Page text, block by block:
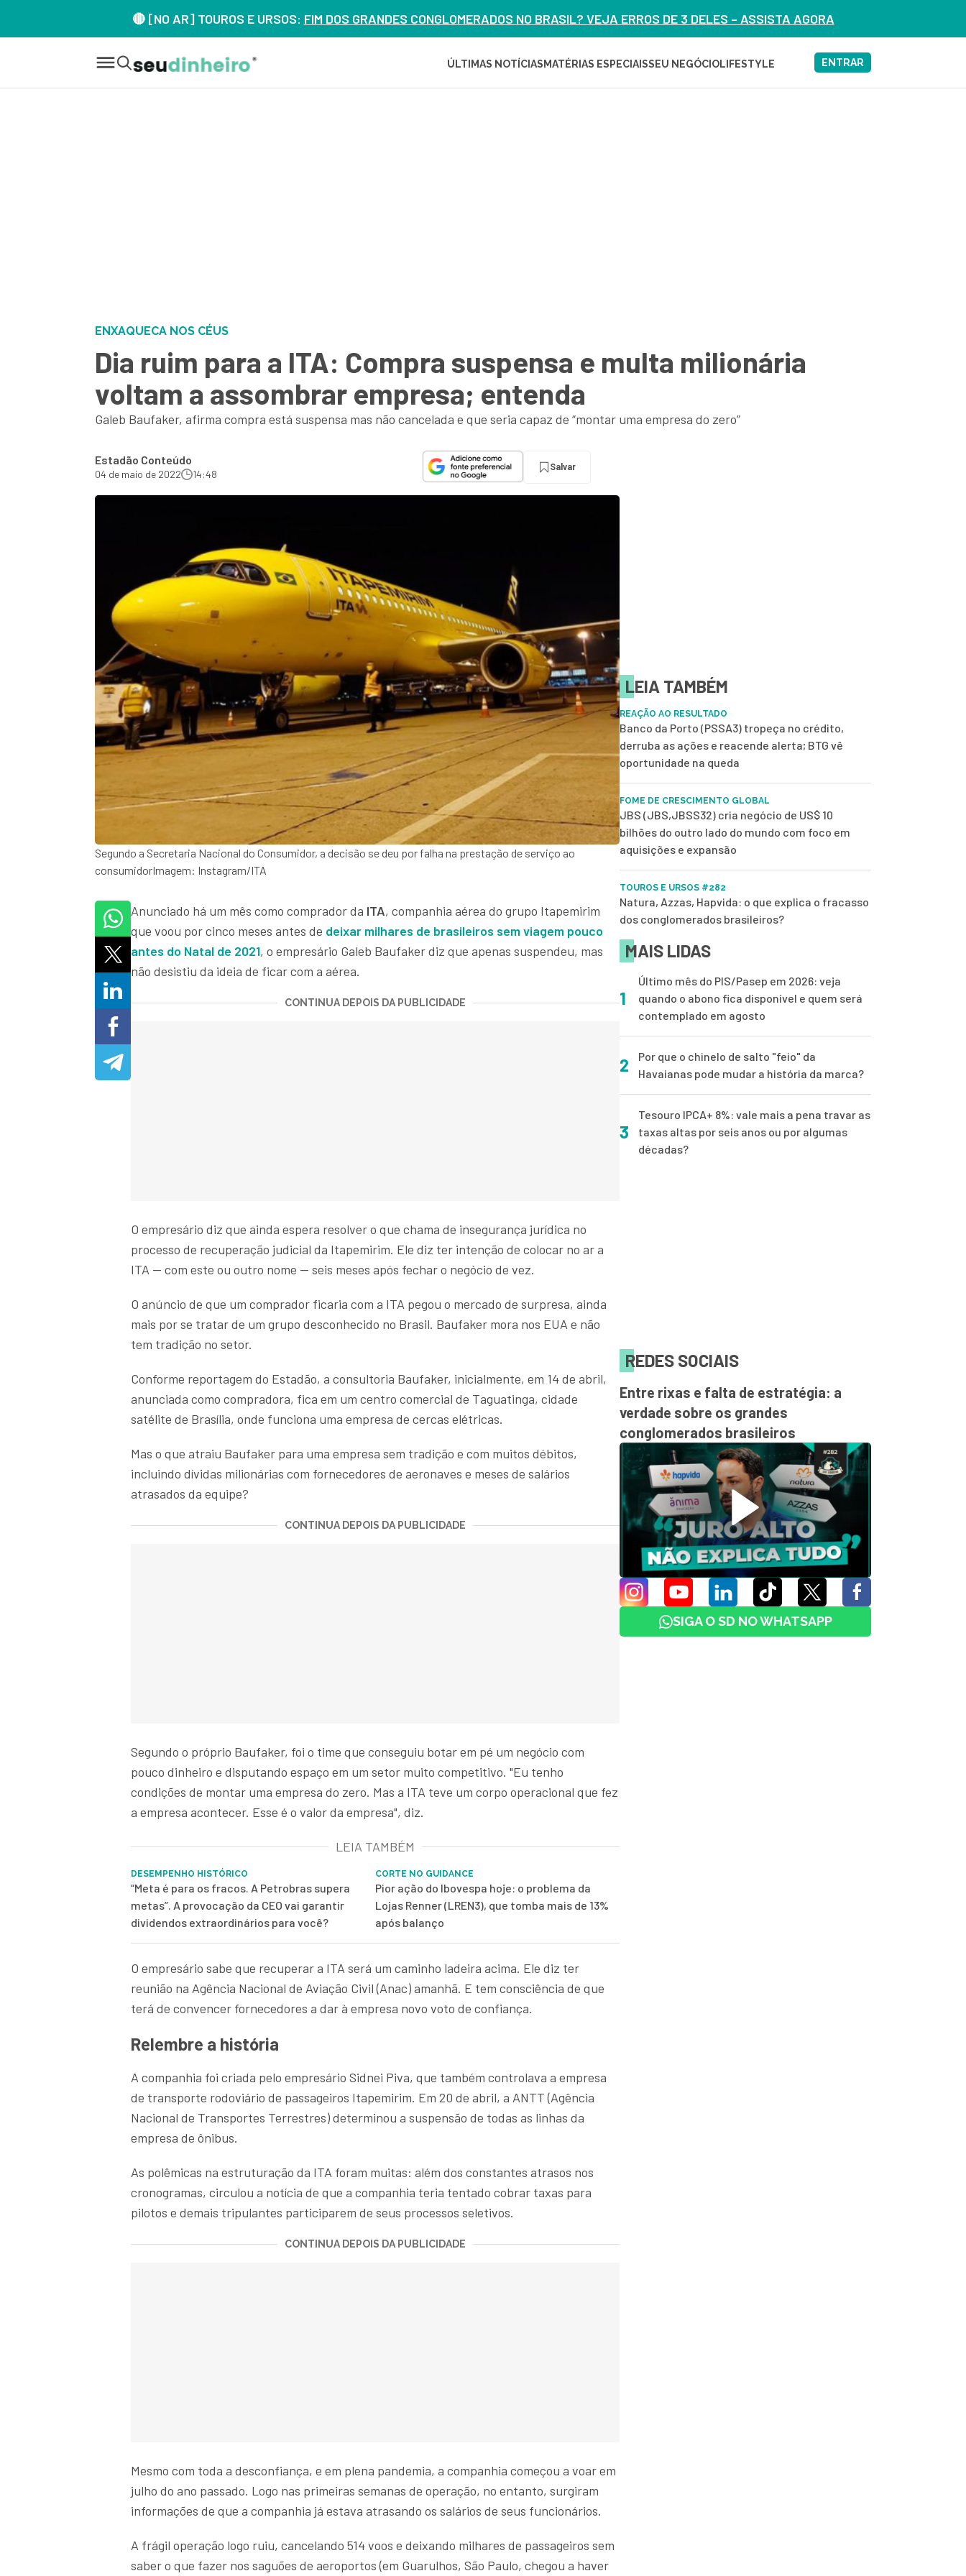
🔴 [NO AR] TOUROS E URSOS: FIM DOS GRANDES CONGLOMERADOS NO BRASIL? VEJA ERROS DE 3 DELES – ASSISTA AGORA
ÚLTIMAS NOTÍCIAS MATÉRIAS ESPECIAISSEU NEGÓCIOLIFESTYLE ENTRAR
ENXAQUECA NOS CÉUS
Dia ruim para a ITA: Compra suspensa e multa milionária
voltam a assombrar empresa; entenda
Galeb Baufaker, afirma compra está suspensa mas não cancelada e que seria capaz de “montar uma empresa do zero”
Estadão Conteúdo
04 de maio de 2022 14:48
Salvar
Segundo a Secretaria Nacional do Consumidor, a decisão se deu por falha na prestação de serviço ao
consumidorImagem: Instagram/ITA
Anunciado há um mês como comprador da ITA, companhia aérea do grupo Itapemirim
que voou por cinco meses antes de deixar milhares de brasileiros sem viagem pouco
antes do Natal de 2021, o empresário Galeb Baufaker diz que apenas suspendeu, mas
não desistiu da ideia de ficar com a aérea.
CONTINUA DEPOIS DA PUBLICIDADE
O empresário diz que ainda espera resolver o que chama de insegurança jurídica no
processo de recuperação judicial da Itapemirim. Ele diz ter intenção de colocar no ar a
ITA — com este ou outro nome — seis meses após fechar o negócio de vez.
O anúncio de que um comprador ficaria com a ITA pegou o mercado de surpresa, ainda
mais por se tratar de um grupo desconhecido no Brasil. Baufaker mora nos EUA e não
tem tradição no setor.
Conforme reportagem do Estadão, a consultoria Baufaker, inicialmente, em 14 de abril,
anunciada como compradora, fica em um centro comercial de Taguatinga, cidade
satélite de Brasília, onde funciona uma empresa de cercas elétricas.
Mas o que atraiu Baufaker para uma empresa sem tradição e com muitos débitos,
incluindo dívidas milionárias com fornecedores de aeronaves e meses de salários
atrasados da equipe?
CONTINUA DEPOIS DA PUBLICIDADE
Segundo o próprio Baufaker, foi o time que conseguiu botar em pé um negócio com
pouco dinheiro e disputando espaço em um setor muito competitivo. "Eu tenho
condições de montar uma empresa do zero. Mas a ITA teve um corpo operacional que fez
a empresa acontecer. Esse é o valor da empresa", diz.
LEIA TAMBÉM
DESEMPENHO HISTÓRICO
“Meta é para os fracos. A Petrobras supera
metas”. A provocação da CEO vai garantir
dividendos extraordinários para você?
CORTE NO GUIDANCE
Pior ação do Ibovespa hoje: o problema da
Lojas Renner (LREN3), que tomba mais de 13%
após balanço
O empresário sabe que recuperar a ITA será um caminho ladeira acima. Ele diz ter
reunião na Agência Nacional de Aviação Civil (Anac) amanhã. E tem consciência de que
terá de convencer fornecedores a dar à empresa novo voto de confiança.
Relembre a história
A companhia foi criada pelo empresário Sidnei Piva, que também controlava a empresa
de transporte rodoviário de passageiros Itapemirim. Em 20 de abril, a ANTT (Agência
Nacional de Transportes Terrestres) determinou a suspensão de todas as linhas da
empresa de ônibus.
As polêmicas na estruturação da ITA foram muitas: além dos constantes atrasos nos
cronogramas, circulou a notícia de que a companhia teria tentado cobrar taxas para
pilotos e demais tripulantes participarem de seus processos seletivos.
CONTINUA DEPOIS DA PUBLICIDADE
Mesmo com toda a desconfiança, e em plena pandemia, a companhia começou a voar em
julho do ano passado. Logo nas primeiras semanas de operação, no entanto, surgiram
informações de que a companhia já estava atrasando os salários de seus funcionários.
A frágil operação logo ruiu, cancelando 514 voos e deixando milhares de passageiros sem
saber o que fazer nos saguões de aeroportos (em Guarulhos, São Paulo, chegou a haver
LEIA TAMBÉM
REAÇÃO AO RESULTADO
Banco da Porto (PSSA3) tropeça no crédito,
derruba as ações e reacende alerta; BTG vê
oportunidade na queda
FOME DE CRESCIMENTO GLOBAL
JBS (JBS,JBSS32) cria negócio de US$ 10
bilhões do outro lado do mundo com foco em
aquisições e expansão
TOUROS E URSOS #282
Natura, Azzas, Hapvida: o que explica o fracasso
dos conglomerados brasileiros?
MAIS LIDAS
1
Último mês do PIS/Pasep em 2026: veja
quando o abono fica disponível e quem será
contemplado em agosto
2
Por que o chinelo de salto "feio" da
Havaianas pode mudar a história da marca?
3
Tesouro IPCA+ 8%: vale mais a pena travar as
taxas altas por seis anos ou por algumas
décadas?
REDES SOCIAIS
Entre rixas e falta de estratégia: a
verdade sobre os grandes
conglomerados brasileiros
SIGA O SD NO WHATSAPP